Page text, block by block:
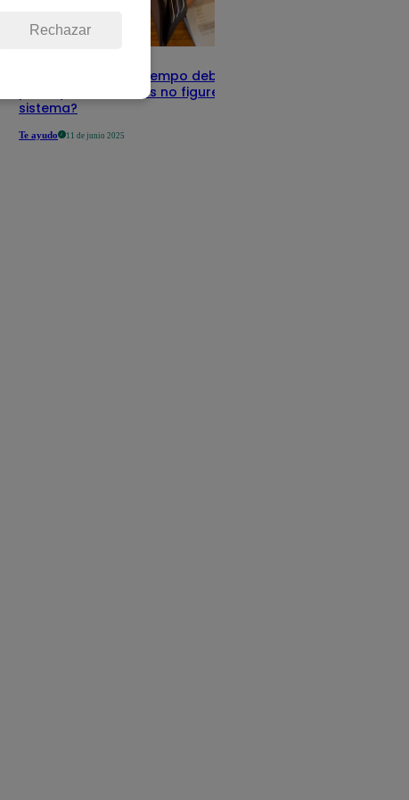
Infocorp: ¿Cuánto tiempo debe pasar
para que tus deudas no figuren en su
sistema?
Te ayudo 11 de junio 2025
Rechazar